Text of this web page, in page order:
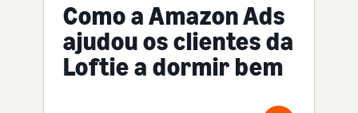
Como a Amazon Ads
ajudou os clientes da
Loftie a dormir bem